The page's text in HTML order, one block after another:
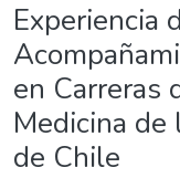
Experiencia
en Carreras
Medicina de
de Chile